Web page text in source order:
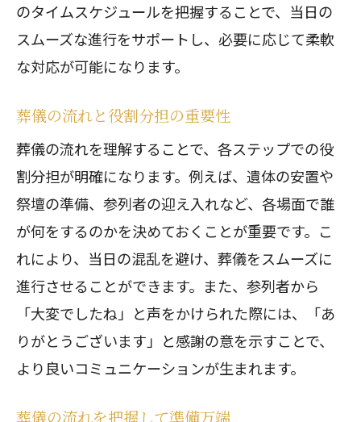
家族葬の流れを知ることで安心感を
家族葬の流れを理解して準備万端
家族葬の流れに沿った進行のコツ
家族葬での流れと大切なポイント
家族葬の流れと心の準備を整える
家族葬で後悔しないための流れ
葬儀のタイムスケジュールを確認
葬儀のスケジュールを効率よく進行
葬儀のタイムスケジュールの重要性
葬儀の流れとスケジュール管理
葬儀のタイムスケジュールと段取り
葬儀の流れに沿った時間配分
亡くなってから葬儀までの日数とは
のタイムスケジュールを把握することで、当日の
スムーズな進行をサポートし、必要に応じて柔軟
な対応が可能になります。
葬儀の流れと役割分担の重要性
葬儀の流れを理解することで、各ステップでの役
割分担が明確になります。例えば、遺体の安置や
祭壇の準備、参列者の迎え入れなど、各場面で誰
が何をするのかを決めておくことが重要です。こ
れにより、当日の混乱を避け、葬儀をスムーズに
進行させることができます。また、参列者から
「大変でしたね」と声をかけられた際には、「あ
りがとうございます」と感謝の意を示すことで、
より良いコミュニケーションが生まれます。
葬儀の流れを把握して準備万端